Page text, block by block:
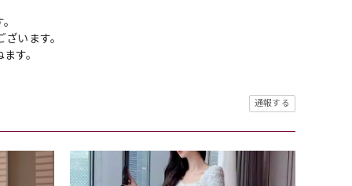
います。
す。
通報する